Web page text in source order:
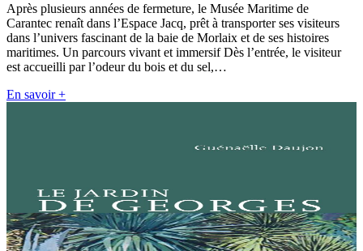
Après plusieurs années de fermeture, le Musée Maritime de
Carantec renaît dans l’Espace Jacq, prêt à transporter ses visiteurs
dans l’univers fascinant de la baie de Morlaix et de ses histoires
maritimes. Un parcours vivant et immersif Dès l’entrée, le visiteur
est accueilli par l’odeur du bois et du sel,…
En savoir +